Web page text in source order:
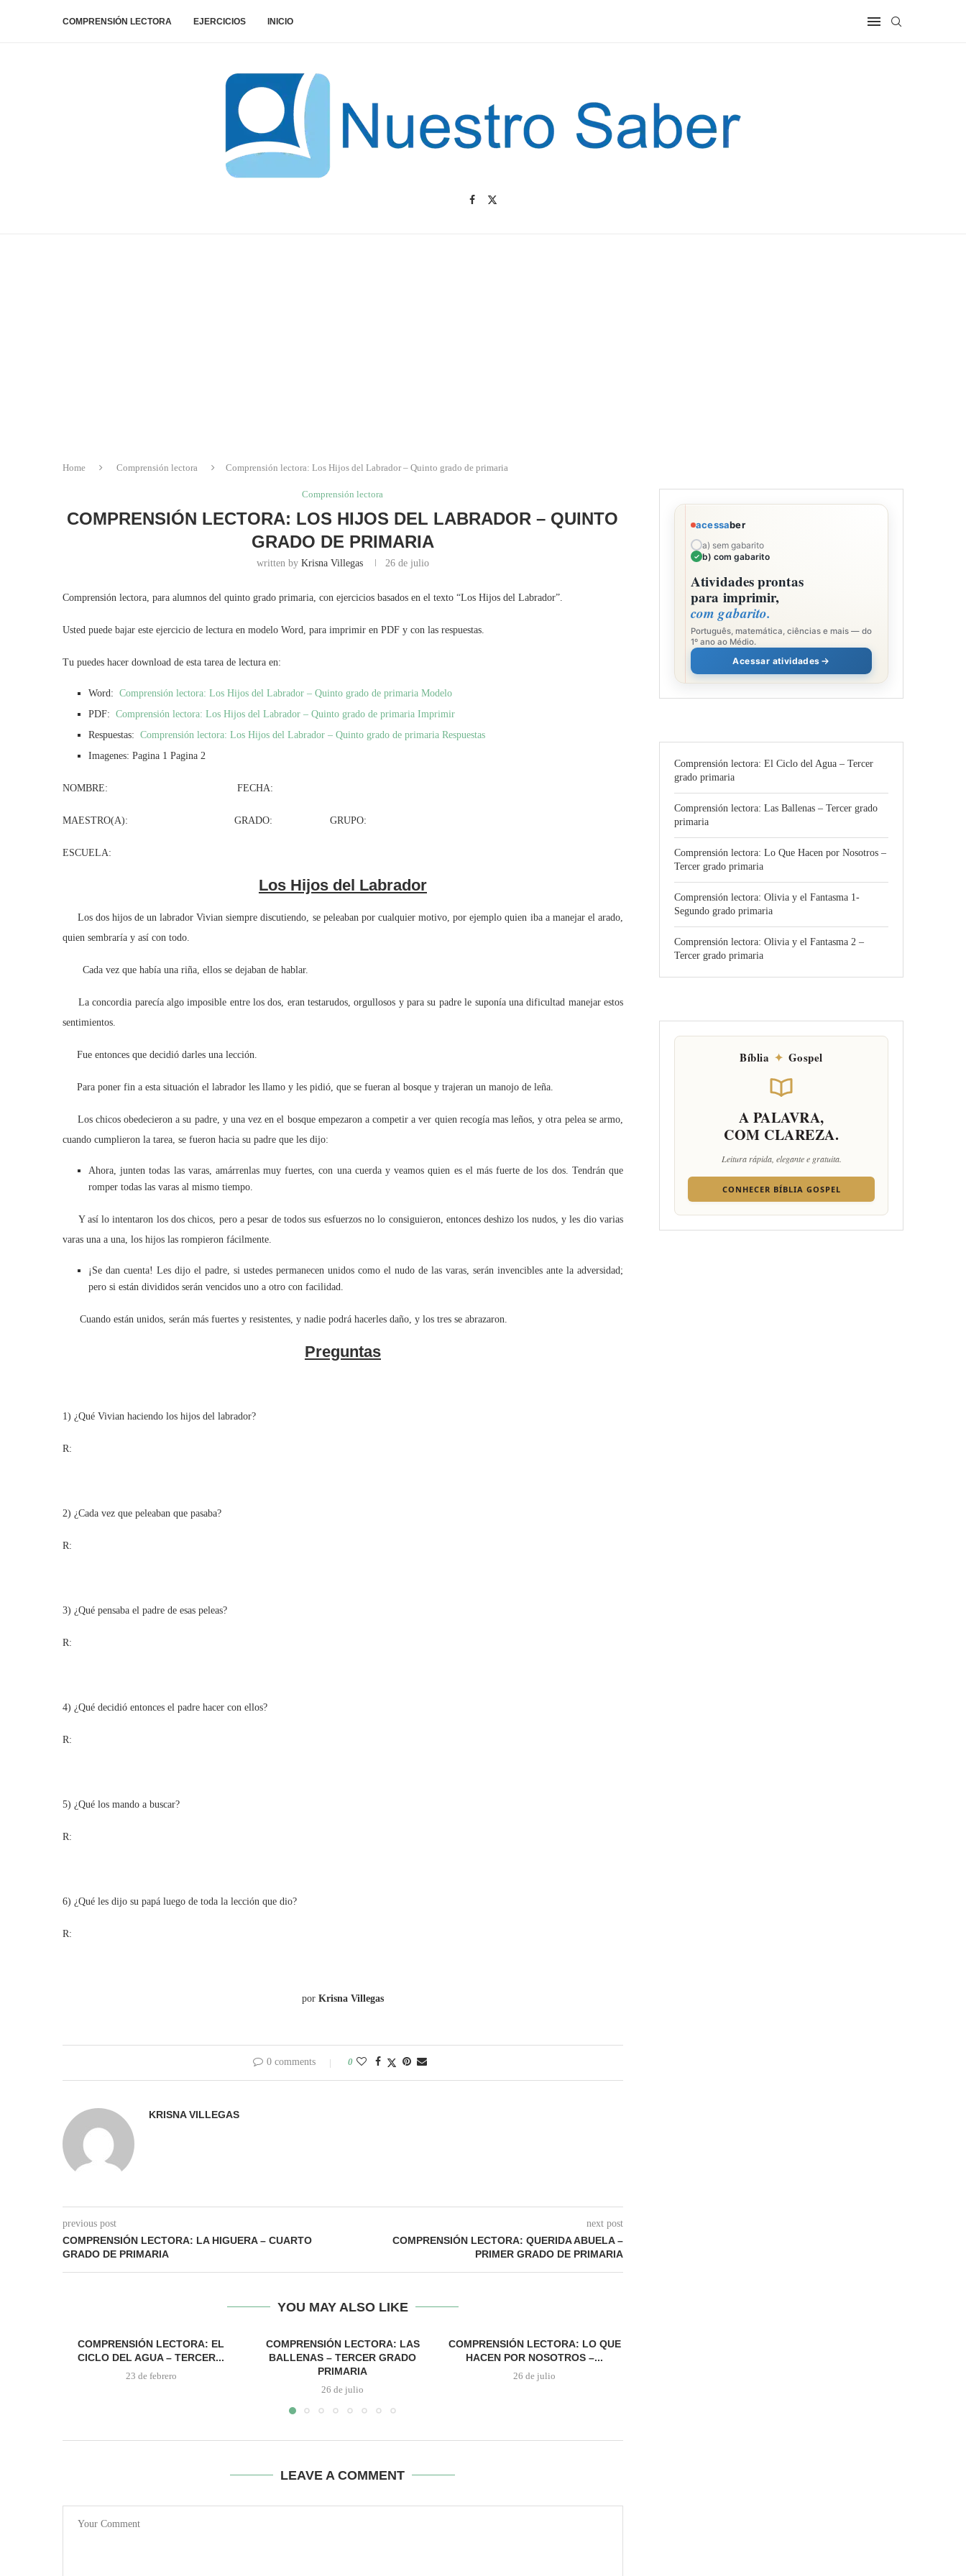
COMPRENSIÓN LECTORA EJERCICIOS INICIO
Home Comprensión lectora Comprensión lectora: Los Hijos del Labrador – Quinto grado de primaria
Comprensión lectora
COMPRENSIÓN LECTORA: LOS HIJOS DEL LABRADOR – QUINTO
GRADO DE PRIMARIA
written by Krisna Villegas 26 de julio
Comprensión lectora, para alumnos del quinto grado primaria, con ejercicios basados en el texto “Los Hijos del Labrador”.
Usted puede bajar este ejercicio de lectura en modelo Word, para imprimir en PDF y con las respuestas.
Tu puedes hacer download de esta tarea de lectura en:
Word: Comprensión lectora: Los Hijos del Labrador – Quinto grado de primaria Modelo
PDF: Comprensión lectora: Los Hijos del Labrador – Quinto grado de primaria Imprimir
Respuestas: Comprensión lectora: Los Hijos del Labrador – Quinto grado de primaria Respuestas
Imagenes: Pagina 1 Pagina 2
NOMBRE: FECHA:
MAESTRO(A): GRADO: GRUPO:
ESCUELA:
Los Hijos del Labrador
Los dos hijos de un labrador Vivian siempre discutiendo, se peleaban por cualquier motivo, por ejemplo quien iba a manejar el arado,
quien sembraría y así con todo.
Cada vez que había una riña, ellos se dejaban de hablar.
La concordia parecía algo imposible entre los dos, eran testarudos, orgullosos y para su padre le suponía una dificultad manejar estos
sentimientos.
Fue entonces que decidió darles una lección.
Para poner fin a esta situación el labrador les llamo y les pidió, que se fueran al bosque y trajeran un manojo de leña.
Los chicos obedecieron a su padre, y una vez en el bosque empezaron a competir a ver quien recogía mas leños, y otra pelea se armo,
cuando cumplieron la tarea, se fueron hacia su padre que les dijo:
Ahora, junten todas las varas, amárrenlas muy fuertes, con una cuerda y veamos quien es el más fuerte de los dos. Tendrán que
romper todas las varas al mismo tiempo.
Y así lo intentaron los dos chicos, pero a pesar de todos sus esfuerzos no lo consiguieron, entonces deshizo los nudos, y les dio varias
varas una a una, los hijos las rompieron fácilmente.
¡Se dan cuenta! Les dijo el padre, si ustedes permanecen unidos como el nudo de las varas, serán invencibles ante la adversidad;
pero si están divididos serán vencidos uno a otro con facilidad.
Cuando están unidos, serán más fuertes y resistentes, y nadie podrá hacerles daño, y los tres se abrazaron.
Preguntas
1) ¿Qué Vivian haciendo los hijos del labrador?
R:
2) ¿Cada vez que peleaban que pasaba?
R:
3) ¿Qué pensaba el padre de esas peleas?
R:
4) ¿Qué decidió entonces el padre hacer con ellos?
R:
5) ¿Qué los mando a buscar?
R:
6) ¿Qué les dijo su papá luego de toda la lección que dio?
R:
por Krisna Villegas
0 comments 0
KRISNA VILLEGAS
previous post
COMPRENSIÓN LECTORA: LA HIGUERA – CUARTO
GRADO DE PRIMARIA
next post
COMPRENSIÓN LECTORA: QUERIDA ABUELA –
PRIMER GRADO DE PRIMARIA
YOU MAY ALSO LIKE
COMPRENSIÓN LECTORA: EL
CICLO DEL AGUA – TERCER...
23 de febrero
COMPRENSIÓN LECTORA: LAS
BALLENAS – TERCER GRADO
PRIMARIA
26 de julio
COMPRENSIÓN LECTORA: LO QUE
HACEN POR NOSOTROS –...
26 de julio
LEAVE A COMMENT
acessaber
a) sem gabarito
b) com gabarito
Atividades prontas
para imprimir,
com gabarito.
Português, matemática, ciências e mais — do
1º ano ao Médio.
Acessar atividades
Comprensión lectora: El Ciclo del Agua – Tercer
grado primaria
Comprensión lectora: Las Ballenas – Tercer grado
primaria
Comprensión lectora: Lo Que Hacen por Nosotros –
Tercer grado primaria
Comprensión lectora: Olivia y el Fantasma 1-
Segundo grado primaria
Comprensión lectora: Olivia y el Fantasma 2 –
Tercer grado primaria
Bíblia ✦ Gospel
A PALAVRA,
COM CLAREZA.
Leitura rápida, elegante e gratuita.
CONHECER BÍBLIA GOSPEL